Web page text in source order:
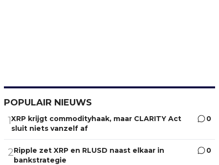
POPULAIR NIEUWS
1XRP krijgt commodityhaak, maar CLARITY Act
sluit niets vanzelf af
0
2Ripple zet XRP en RLUSD naast elkaar in
bankstrategie
0